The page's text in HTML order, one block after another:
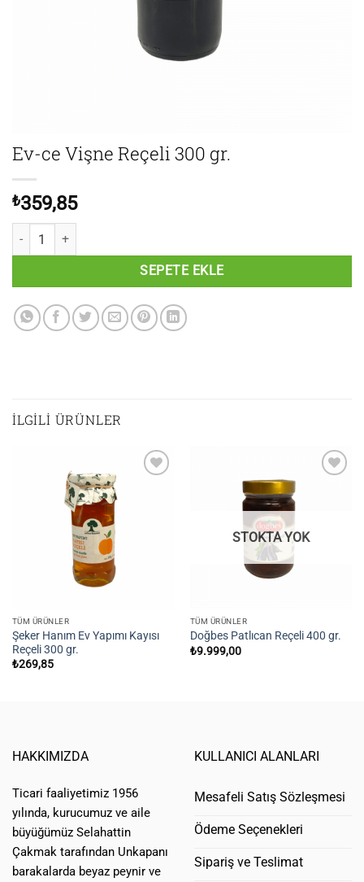
Ev-ce Vişne Reçeli 300 gr.
₺359,85
Ev-ce Vişne Reçeli 300 gr. adet
SEPETE EKLE
İLGILI ÜRÜNLER
TÜM ÜRÜNLER
Şeker Hanım Ev Yapımı Kayısı
Reçeli 300 gr.
₺269,85
STOKTA YOK
TÜM ÜRÜNLER
Doğbes Patlıcan Reçeli 400 gr.
₺9.999,00
HAKKIMIZDA
Ticari faaliyetimiz 1956
yılında, kurucumuz ve aile
büyüğümüz Selahattin
Çakmak tarafından Unkapanı
barakalarda beyaz peynir ve
KULLANICI ALANLARI
Mesafeli Satış Sözleşmesi
Ödeme Seçenekleri
Sipariş ve Teslimat